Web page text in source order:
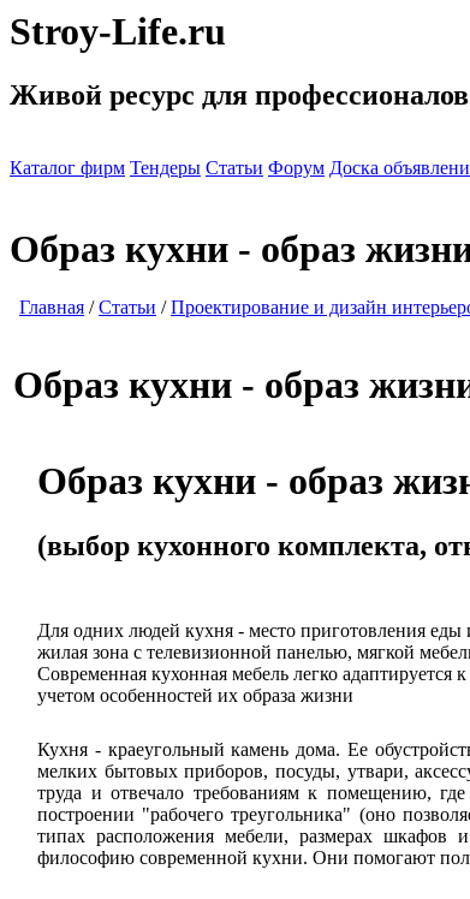
Stroy-Life.ru
Живой ресурс для профессионалов
Каталог фирм Тендеры Статьи Форум Доска
Образ кухни - образ
Главная /Статьи /Проектирование и дизайн
Образ кухни - образ
Образ кухни - образ
(выбор кухонного комплекта,
Для одних людей кухня - место приготовления еды
жилая зона с телевизионной панелью, мягкой
Современная кухонная мебель легко адаптируется
учетом особенностей их образа жизни
Кухня - краеугольный камень дома. Ее
мелких бытовых приборов, посуды, утвари,
труда и отвечало требованиям к помещению,
построении "рабочего треугольника" (оно
типах расположения мебели, размерах шкафов
философию современной кухни. Они помогают